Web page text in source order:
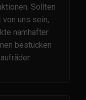
Sollten
von uns sein,
namhafter
bestücken